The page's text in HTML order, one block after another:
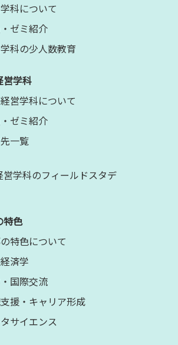
科について
ゼミ紹介
科の少人数教育
営学科
営学科について
ゼミ紹介
一覧
営学科のフィールドスタデ
特色
特色について
済学
国際交流
援・キャリア形成
サイエンス